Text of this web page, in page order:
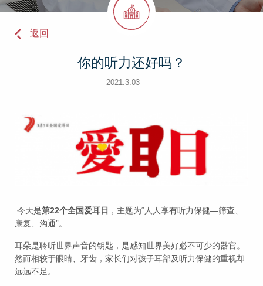
返回
你的听力还好吗？
2021.3.03
今天是第22个全国爱耳日 ，主题为“人人享有听力保健—筛查、
康复、沟通”。
耳朵是聆听世界声音的钥匙，是感知世界美好必不可少的器官。
然而相较于眼睛、牙齿，家长们对孩子耳部及听力保健的重视却
远远不足。